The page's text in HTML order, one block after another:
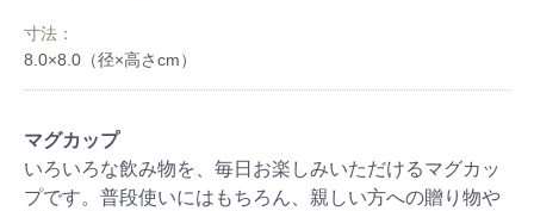
寸法：
マグカップ
いろいろな飲み物を、毎日お楽しみいただけるマグカッ
プです。普段使いにはもちろん、親しい方への贈り物や